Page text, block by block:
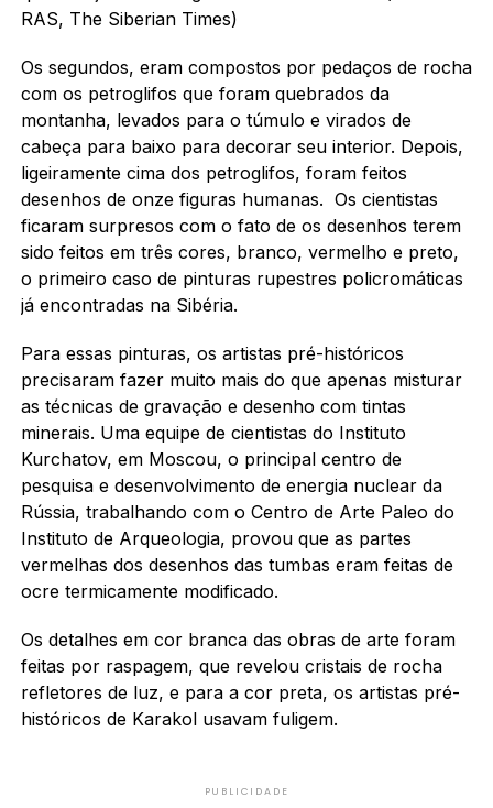
RAS, The Siberian Times)
Os segundos, eram compostos por pedaços de rocha
com os petroglifos que foram quebrados da
montanha, levados para o túmulo e virados de
cabeça para baixo para decorar seu interior. Depois,
ligeiramente cima dos petroglifos, foram feitos
desenhos de onze figuras humanas. Os cientistas
ficaram surpresos com o fato de os desenhos terem
sido feitos em três cores, branco, vermelho e preto,
o primeiro caso de pinturas rupestres policromáticas
já encontradas na Sibéria.
Para essas pinturas, os artistas pré-históricos
precisaram fazer muito mais do que apenas misturar
as técnicas de gravação e desenho com tintas
minerais. Uma equipe de cientistas do Instituto
Kurchatov, em Moscou, o principal centro de
pesquisa e desenvolvimento de energia nuclear da
Rússia, trabalhando com o Centro de Arte Paleo do
Instituto de Arqueologia, provou que as partes
vermelhas dos desenhos das tumbas eram feitas de
ocre termicamente modificado.
Os detalhes em cor branca das obras de arte foram
feitas por raspagem, que revelou cristais de rocha
refletores de luz, e para a cor preta, os artistas pré-
históricos de Karakol usavam fuligem.
PUBLICIDADE